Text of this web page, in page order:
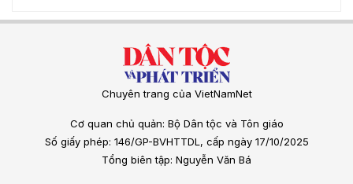
Chuyên trang của VietNamNet
Cơ quan chủ quản: Bộ Dân tộc và Tôn giáo
Số giấy phép: 146/GP-BVHTTDL, cấp ngày 17/10/2025
Tổng biên tập: Nguyễn Văn Bá